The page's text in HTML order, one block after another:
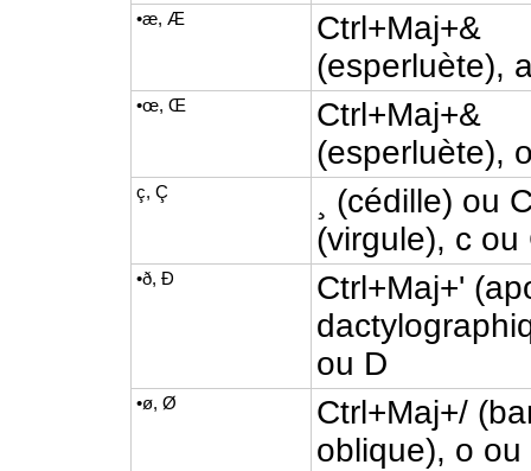
•æ, Æ
Ctrl+Maj+&
(esperluète),
•œ, Œ
Ctrl+Maj+&
(esperluète),
ç, Ç
¸ (cédille) ou
(virgule), c ou
•ð, Ð
Ctrl+Maj+'
ou D
•ø, Ø
Ctrl+Maj+/
oblique), o ou